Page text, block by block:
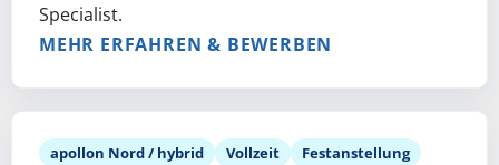
Specialist.
MEHR ERFAHREN & BEWERBEN
apollon Nord / hybrid Vollzeit Festanstellung